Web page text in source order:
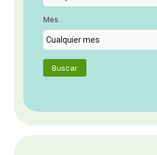
Mes
Buscar